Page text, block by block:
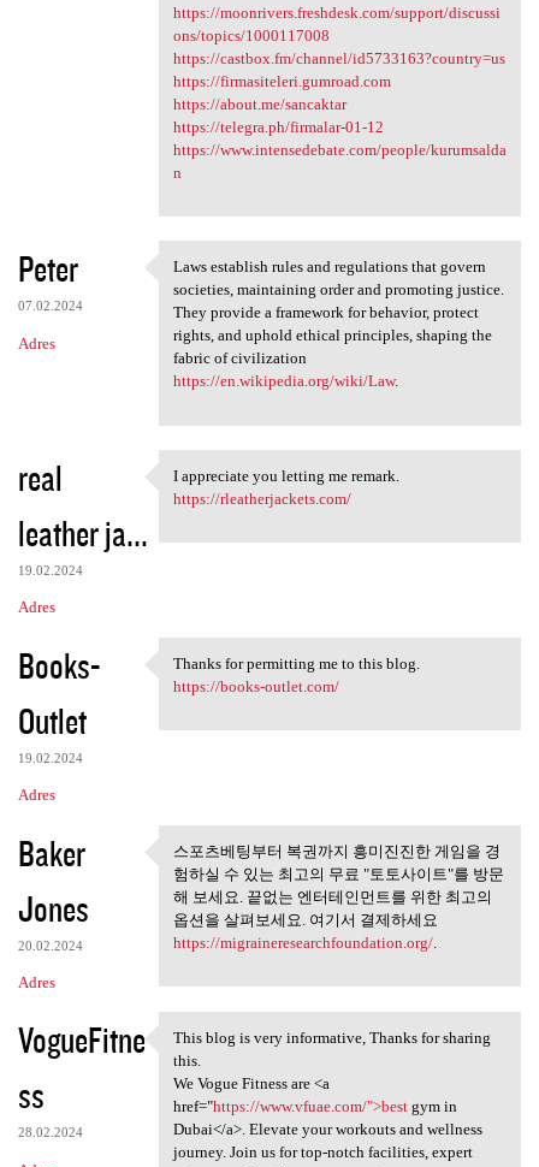
https://moonrivers.freshdesk.com/support/discussi
ons/topics/1000117008
https://castbox.fm/channel/id5733163?country=us
https://firmasiteleri.gumroad.com
https://about.me/sancaktar
https://telegra.ph/firmalar-01-12
https://www.intensedebate.com/people/kurumsalda
n
Peter
07.02.2024
Adres
Laws establish rules and
Laws establish rules and regulations that govern
societies, maintaining order and promoting justice.
They provide a framework for behavior, protect
rights, and uphold ethical principles, shaping the
fabric of civilization
https://en.wikipedia.org/wiki/Law.
real
leather ja...
19.02.2024
Adres
I appreciate you letting me
I appreciate you letting me remark.
https://rleatherjackets.com/
Books-
Outlet
19.02.2024
Adres
Thanks for permitting me to
Thanks for permitting me to this blog.
https://books-outlet.com/
Baker
Jones
20.02.2024
Adres
스포츠베팅부터 복권까지 흥미
진진한 게임을 경험하실 수
스포츠베팅부터 복권까지 흥미진진한 게임을 경
험하실 수 있는 최고의 무료 "토토사이트"를 방문
해 보세요. 끝없는 엔터테인먼트를 위한 최고의
옵션을 살펴보세요. 여기서 결제하세요
https://migraineresearchfoundation.org/.
VogueFitne
ss
28.02.2024
This blog is very informative
This blog is very informative, Thanks for sharing
this.
We Vogue Fitness are <a
href="https://www.vfuae.com/">bestgym in
Dubai</a>. Elevate your workouts and wellness
journey. Join us for top-notch facilities, expert